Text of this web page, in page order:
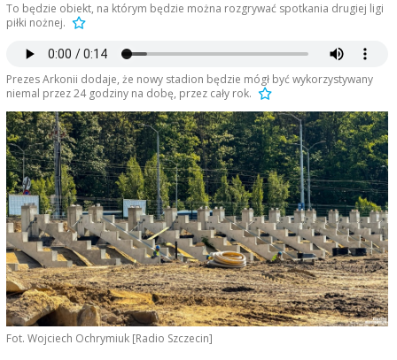
To będzie obiekt, na którym będzie można rozgrywać spotkania drugiej ligi
piłki nożnej.
Prezes Arkonii dodaje, że nowy stadion będzie mógł być wykorzystywany
niemal przez 24 godziny na dobę, przez cały rok.
Fot. Wojciech Ochrymiuk [Radio Szczecin]